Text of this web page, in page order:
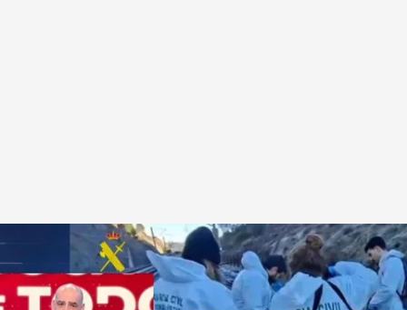
Nacho Abad hace una reflexión en 'En boca de todos'.Mediaset España
En boca de todos
19 ENE 2026 - 11:06h.